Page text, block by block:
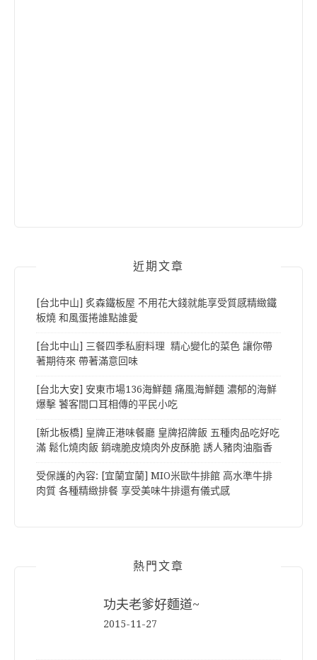
近期文章
[台北中山] 炙森鐵板屋 不用花大錢就能享受質感精緻鐵
板燒 和風蛋捲誰點誰愛
[台北中山] 三餐四季私廚料理 精心變化的菜色 讓你帶
著期待來 帶著滿意回味
[台北大安] 安東市場136海鮮麵 痛風海鮮麵 濃郁的海鮮
爆擊 饕客間口耳相傳的平民小吃
[新北板橋] 皇牌正港味餐廳 皇牌招牌飯 五種肉品吃好吃
滿 鬆化燒肉飯 銷魂脆皮燒肉外皮酥脆 誘人豬肉油脂香
受保護的內容: [宜蘭宜蘭] MIO米歐牛排館 高水準牛排
肉質 各種精緻排餐 享受美味牛排還有儀式感
熱門文章
功夫老爹好麵道~
2015-11-27